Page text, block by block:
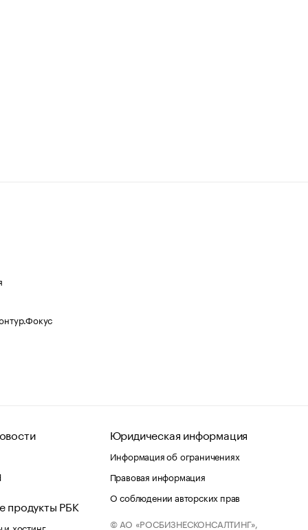
продукты РБК
хостинг
Юридическая информация
Информация об ограничениях
Правовая информация
О соблюдении авторских прав
© АО «РОСБИЗНЕСКОНСАЛТИНГ»,